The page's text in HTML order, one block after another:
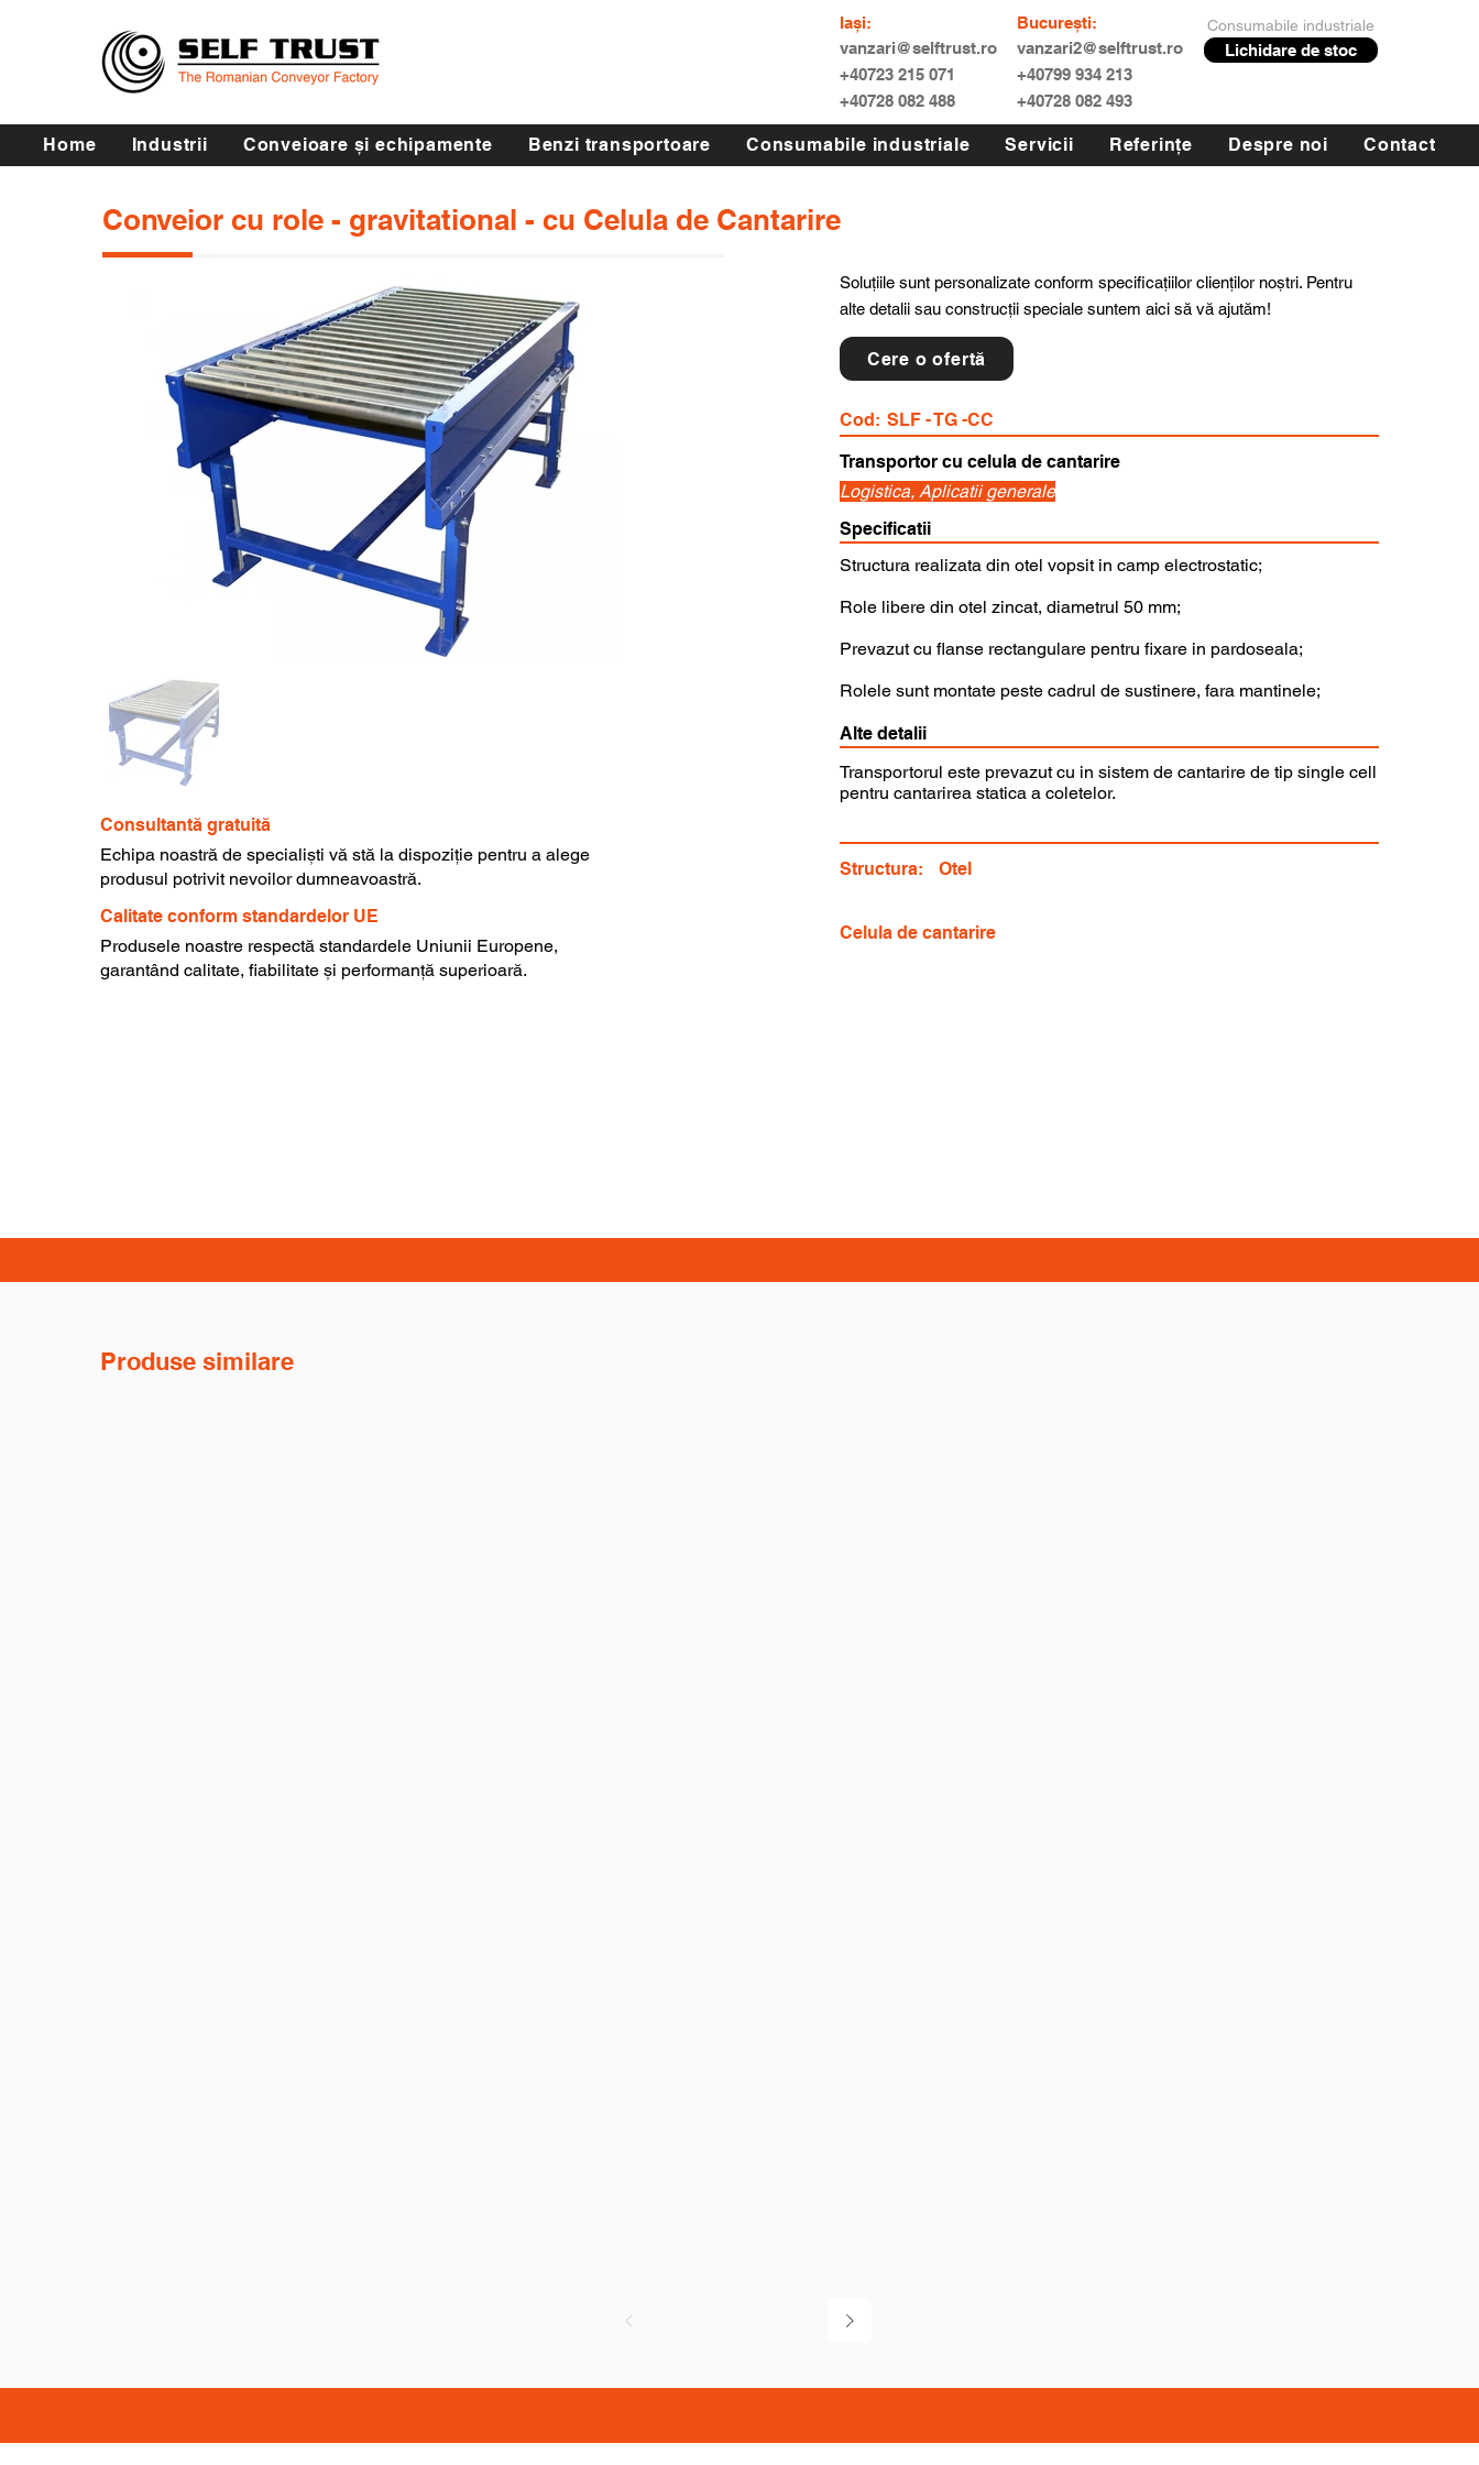
Iași:
vanzari@selftrust.ro
+40723 215 071
+40728 082 488
București:
vanzari2@selftrust.ro
+40799 934 213
+40728 082 493
Consumabile industriale
Lichidare de stoc
Home Industrii Conveioare și echipamente Benzi transportoare Consumabile industriale Servicii Referințe Despre noi Contact
Conveior cu role - gravitational - cu Celula de Cantarire
Consultantă gratuită
Echipa noastră de specialiști vă stă la dispoziție pentru a alege
produsul potrivit nevoilor dumneavoastră.
Calitate conform standardelor UE
Produsele noastre respectă standardele Uniunii Europene,
garantând calitate, fiabilitate și performanță superioară.
Soluțiile sunt personalizate conform specificațiilor clienților noștri. Pentru
alte detalii sau construcții speciale suntem aici să vă ajutăm!
Cere o ofertă
Cod: SLF - TG -CC
Transportor cu celula de cantarire
Logistica, Aplicatii generale
Specificatii
Structura realizata din otel vopsit in camp electrostatic;
Role libere din otel zincat, diametrul 50 mm;
Prevazut cu flanse rectangulare pentru fixare in pardoseala;
Rolele sunt montate peste cadrul de sustinere, fara mantinele;
Alte detalii
Transportorul este prevazut cu in sistem de cantarire de tip single cell
pentru cantarirea statica a coletelor.
Structura: Otel
Celula de cantarire
Produse similare